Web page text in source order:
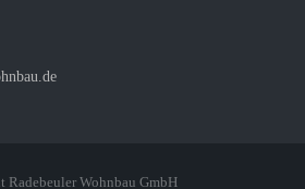
Radebeuler Wohnbau GmbH